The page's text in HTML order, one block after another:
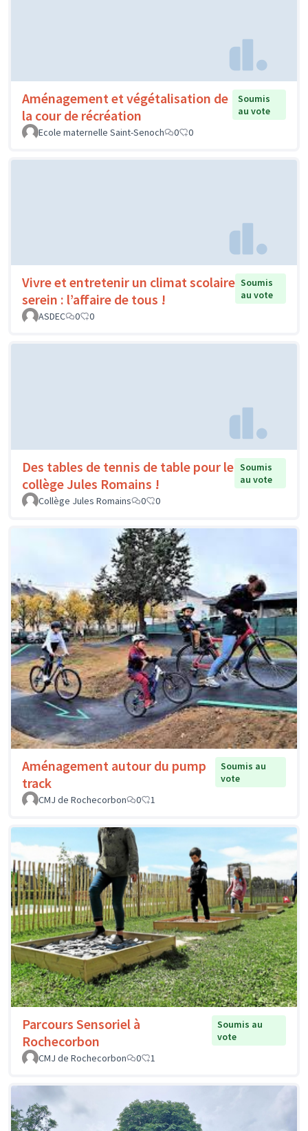
Aménagement et végétalisation de
la cour de récréation
Soumis
au vote
Ecole maternelle Saint-Senoch
0 0
Vivre et entretenir un climat scolaire
serein : l’affaire de tous !
Soumis
au vote
ASDEC
0 0
Des tables de tennis de table pour le
collège Jules Romains !
Soumis
au vote
Collège Jules Romains
0 0
Aménagement autour du pump
track
Soumis au
vote
CMJ de Rochecorbon
0 1
Parcours Sensoriel à
Rochecorbon
Soumis au
vote
CMJ de Rochecorbon
0 1